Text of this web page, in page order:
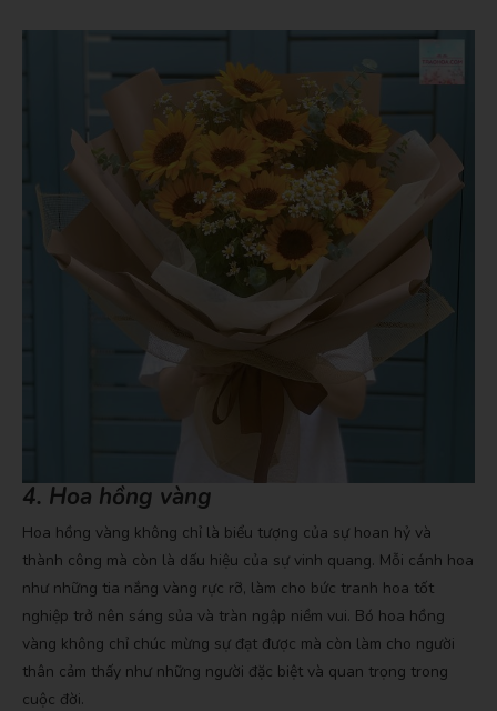
4. Hoa hồng vàng
Hoa hồng vàng không chỉ là biểu tượng của sự hoan hỷ và
thành công mà còn là dấu hiệu của sự vinh quang. Mỗi cánh hoa
như những tia nắng vàng rực rỡ, làm cho bức tranh hoa tốt
nghiệp trở nên sáng sủa và tràn ngập niềm vui. Bó hoa hồng
vàng không chỉ chúc mừng sự đạt được mà còn làm cho người
thân cảm thấy như những người đặc biệt và quan trọng trong
cuộc đời.